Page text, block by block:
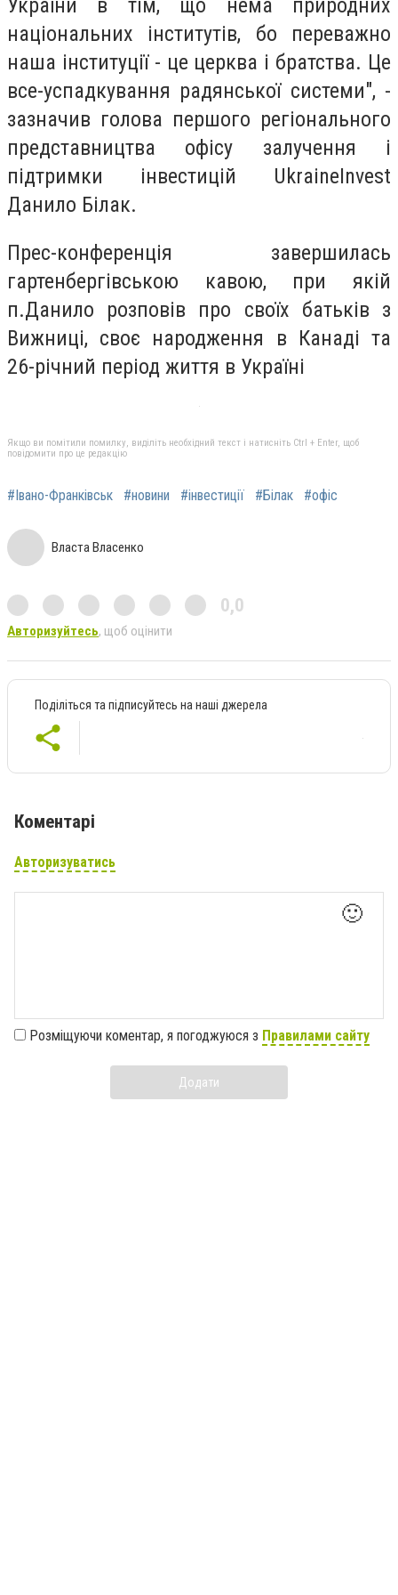
України в тім, що нема природних
національних інститутів, бо переважно
наша інституції - це церква і братства. Це
все-успадкування радянської системи", -
зазначив голова першого регіонального
представництва офісу залучення і
підтримки інвестицій UkraineInvest
Данило Білак.
Прес-конференція завершилась
гартенбергівською кавою, при якій
п.Данило розповів про своїх батьків з
Вижниці, своє народження в Канаді та
26-річний період життя в Україні
Якщо ви помітили помилку, виділіть необхідний текст і натисніть Ctrl + Enter, щоб
повідомити про це редакцію
#Івано-Франківськ #новини #інвестиції #Білак #офіс
Власта Власенко
0,0
Авторизуйтесь, щоб оцінити
Поділіться та підписуйтесь на наші джерела
Коментарі
Авторизуватись
🙂
Розміщуючи коментар, я погоджуюся з Правилами сайту
Додати